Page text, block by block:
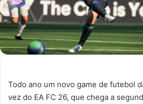
Todo ano um novo game de futebol
vez do EA FC 26, que chega a